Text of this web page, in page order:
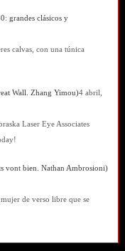
grandes clásicos y
calvas, con una túnica
Wall. Zhang Yimou)4 abril,
Laser Eye Associates
vont bien. Nathan Ambrosioni)
de verso libre que se